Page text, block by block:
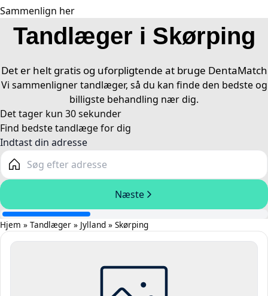
Sammenlign her
Tandlæger i Skørping
Det er helt gratis og uforpligtende at bruge DentaMatch
Vi sammenligner tandlæger, så du kan finde den bedste og
billigste behandling nær dig.
Det tager kun 30 sekunder​
Find bedste tandlæge for dig ​
Hjem » Tandlæger » Jylland » Skørping